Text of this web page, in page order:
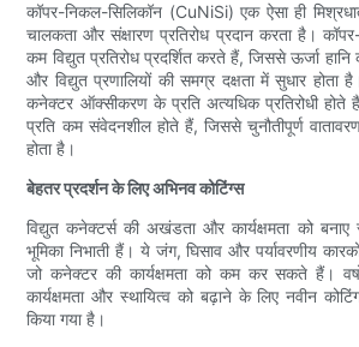
कॉपर-निकल-सिलिकॉन (CuNiSi) एक ऐसा ही
चालकता और संक्षारण प्रतिरोध प्रदान करता है।
कम विद्युत प्रतिरोध प्रदर्शित करते हैं, जिससे ऊर्जा
और विद्युत प्रणालियों की समग्र दक्षता में सुधार
कनेक्टर ऑक्सीकरण के प्रति अत्यधिक प्रतिरोधी होते
प्रति कम संवेदनशील होते हैं, जिससे चुनौतीपूर्ण
होता है।
बेहतर प्रदर्शन के लिए अभिनव कोटिंग्स
विद्युत कनेक्टर्स की अखंडता और कार्यक्षमता को बनाए
भूमिका निभाती हैं। ये जंग, घिसाव और पर्यावरणीय
जो कनेक्टर की कार्यक्षमता को कम कर सकते हैं।
कार्यक्षमता और स्थायित्व को बढ़ाने के लिए नवीन कोटिंग
किया गया है।